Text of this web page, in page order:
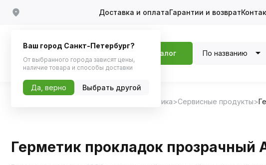
Доставка и оплатаГарантии и возврат
Каталог По названию
Автохимия, Автокосметика Сервисные продукты
Герметик прокладок прозрачный
Ваш город Санкт-Петербург?
От выбранного города зависят цены,
наличие товара и способы доставки
Да, верно Выбрать другой